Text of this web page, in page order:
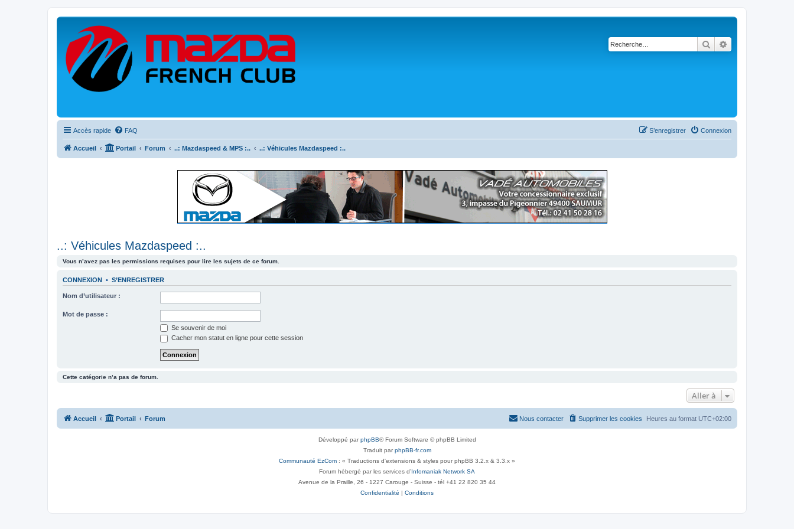
Rechercher
Accès rapide FAQ Connexion
S’enregistrer
Accueil Portail Forum ..: Mazdaspeed & MPS :.. ..: Véhicules Mazdaspeed :..
..: Véhicules Mazdaspeed :..
Vous n’avez pas les permissions requises pour lire les sujets de ce forum.
CONNEXION • S’ENREGISTRER
Nom d’utilisateur :
Mot de passe :
Se souvenir de moi
Cacher mon statut en ligne pour cette session
Cette catégorie n’a pas de forum.
Aller à
Accueil Portail Forum Heures au format UTC+02:00
Supprimer les cookies
Nous contacter
Développé parphpBB® Forum Software © phpBB Limited
Traduit parphpBB-fr.com
Communauté EzCom : « Traductions d'extensions & styles pour phpBB 3.2.x & 3.3.x »
Forum hébergé par les services d’Infomaniak Network SA
Avenue de la Praille, 26 - 1227 Carouge - Suisse - tél +41 22 820 35 44
Confidentialité | Conditions